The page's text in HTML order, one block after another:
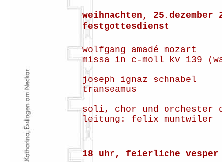
weihnachten, 25.dezember
festgottesdienst
wolfgang amadé mozart
missa in c-moll kv 139
joseph ignaz schnabel
transeamus
soli, chor und orchester
leitung: felix muntwiler
18 uhr, feierliche vesper